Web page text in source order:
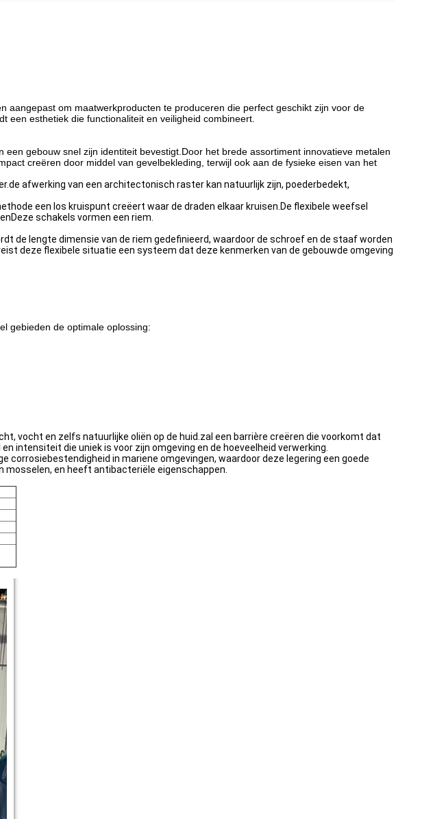
om maatwerkproducten te produceren die perfect geschikt zijn voor de
een esthetiek die functionaliteit en veiligheid combineert.
gebouw snel zijn identiteit bevestigt.Door het brede assortiment innovatieve metalen
creëren door middel van gevelbekleding, terwijl ook aan de fysieke eisen van het
afwerking van een architectonisch raster kan natuurlijk zijn, poederbedekt,
een los kruispunt creëert waar de draden elkaar kruisen.De flexibele weefsel
schakels vormen een riem.
de lengte dimensie van de riem gedefinieerd, waardoor de schroef en de staaf worden
deze flexibele situatie een systeem dat deze kenmerken van de gebouwde omgeving
gebieden de optimale oplossing:
vocht en zelfs natuurlijke oliën op de huid.zal een barrière creëren die voorkomt dat
intensiteit die uniek is voor zijn omgeving en de hoeveelheid verwerking.
in mariene omgevingen, waardoor deze legering een goede
en heeft antibacteriële eigenschappen.